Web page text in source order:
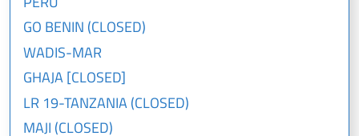
GO BENIN (CLOSED)
WADIS-MAR
GHAJA [CLOSED]
LR 19-TANZANIA (CLOSED)
MAJI (CLOSED)